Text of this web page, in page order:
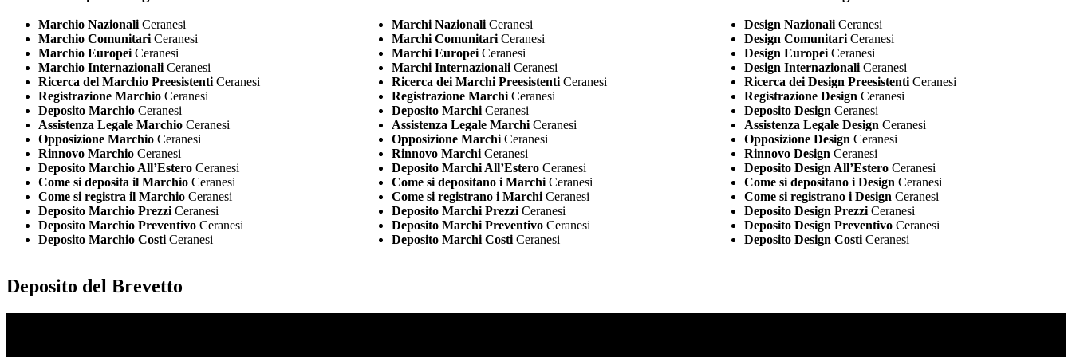
Marchio Nazionali Ceranesi
Marchio Comunitari Ceranesi
Marchio Europei Ceranesi
Marchio Internazionali Ceranesi
Ricerca del Marchio Preesistenti Ceranesi
Registrazione Marchio Ceranesi
Deposito Marchio Ceranesi
Assistenza Legale Marchio Ceranesi
Opposizione Marchio Ceranesi
Rinnovo Marchio Ceranesi
Deposito Marchio All’Estero Ceranesi
Come si deposita il Marchio Ceranesi
Come si registra il Marchio Ceranesi
Deposito Marchio Prezzi Ceranesi
Deposito Marchio Preventivo Ceranesi
Deposito Marchio Costi Ceranesi
Marchi NazionaliCeranesi
Marchi ComunitariCeranesi
Marchi EuropeiCeranesi
Marchi InternazionaliCeranesi
Ricerca dei Marchi PreesistentiCeranesi
Registrazione MarchiCeranesi
Deposito MarchiCeranesi
Assistenza Legale MarchiCeranesi
Opposizione MarchiCeranesi
Rinnovo MarchiCeranesi
Deposito Marchi All’EsteroCeranesi
Come si depositano i MarchiCeranesi
Come si registrano i MarchiCeranesi
Deposito Marchi PrezziCeranesi
Deposito Marchi PreventivoCeranesi
Deposito Marchi CostiCeranesi
Design Nazionali Ceranesi
Design Comunitari Ceranesi
Design Europei Ceranesi
Design Internazionali Ceranesi
Ricerca dei Design Preesistenti Ceranesi
Registrazione Design Ceranesi
Deposito Design Ceranesi
Assistenza Legale Design Ceranesi
Opposizione Design Ceranesi
Rinnovo Design Ceranesi
Deposito Design All’Estero Ceranesi
Come si depositano i Design Ceranesi
Come si registrano i Design Ceranesi
Deposito Design Prezzi Ceranesi
Deposito Design Preventivo Ceranesi
Deposito Design Costi Ceranesi
Deposito del Brevetto